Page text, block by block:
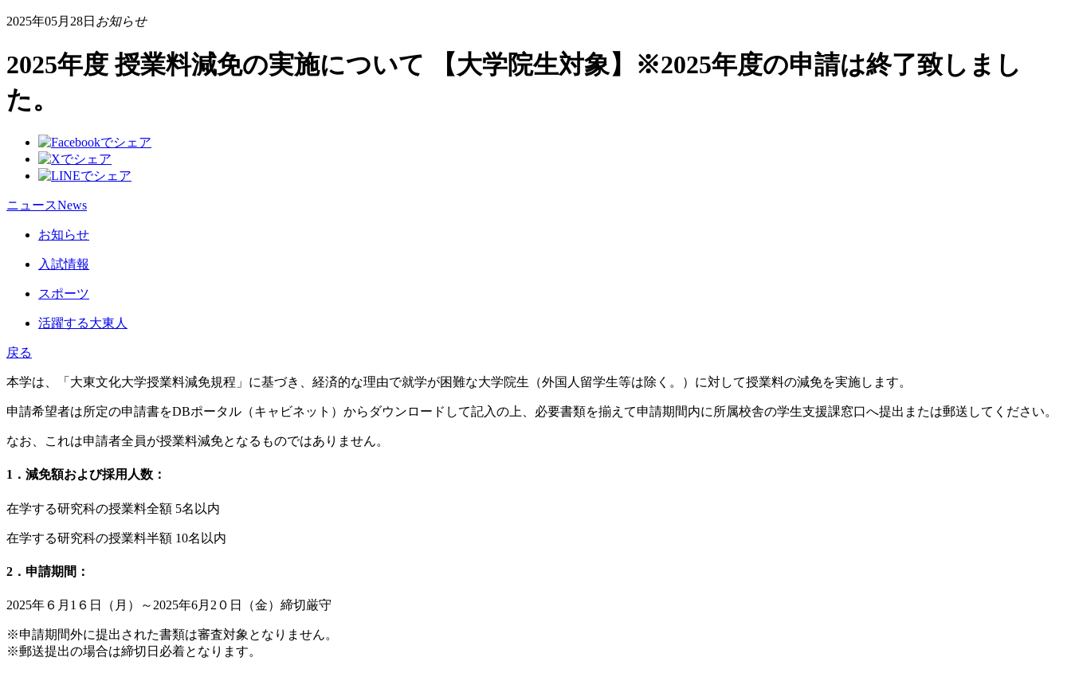
2025年05月28日 お知らせ
2025年度 授業料減免の実施について 【大学院生対象】※2025年度の申請は終了致しまし
た。
ニュースNews
お知らせ
入試情報
スポーツ
活躍する大東人
戻る
本学は、「大東文化大学授業料減免規程」に基づき、経済的な理由で就学が困難な大学院生（外国人留学生等は除く。）に対して授業料の減免を実施します。
申請希望者は所定の申請書をDBポータル（キャビネット）からダウンロードして記入の上、必要書類を揃えて申請期間内に所属校舎の学生支援課窓口へ提出または郵送してください。
なお、これは申請者全員が授業料減免となるものではありません。
1．減免額および採用人数：
在学する研究科の授業料全額 5名以内
在学する研究科の授業料半額 10名以内
2．申請期間：
2025年６月1６日（月）～2025年6月2０日（金）締切厳守
※申請期間外に提出された書類は審査対象となりません。
※郵送提出の場合は締切日必着となります。